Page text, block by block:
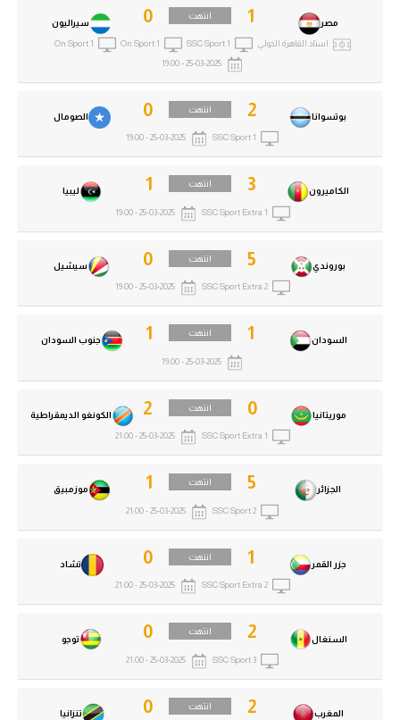
المغرب 2 انتهت
تنزانيا 0
السنغال 2 انتهت
توجو 0
SSC Sport 3
25-03-2025 - 21:00
جزر القمر 1 انتهت
تشاد 0
SSC Sport Extra 2
25-03-2025 - 21:00
الجزائر 5 انتهت
موزمبيق 1
SSC Sport 2
25-03-2025 - 21:00
موريتانيا 0 انتهت
الكونغو الديمقراطية 2
SSC Sport Extra 1
25-03-2025 - 21:00
السودان 1 انتهت
جنوب السودان 1
25-03-2025 - 19:00
بوروندي 5 انتهت
سيشيل 0
SSC Sport Extra 2
25-03-2025 - 19:00
الكاميرون 3 انتهت
ليبيا 1
SSC Sport Extra 1
25-03-2025 - 19:00
بوتسوانا 2 انتهت
الصومال 0
SSC Sport 1
25-03-2025 - 19:00
مصر 1 انتهت
سيراليون 0
استاد القاهرة الدولي SSC Sport 1
On Sport 1
On Sport 1
25-03-2025 - 19:00